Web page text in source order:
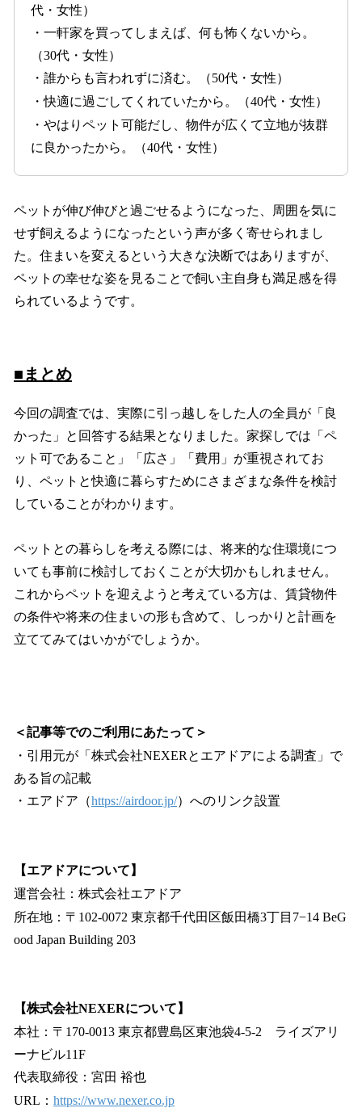
代・女性）
・一軒家を買ってしまえば、何も怖くないから。
（30代・女性）
・誰からも言われずに済む。（50代・女性）
・快適に過ごしてくれていたから。（40代・女性）
・やはりペット可能だし、物件が広くて立地が抜群
に良かったから。（40代・女性）
ペットが伸び伸びと過ごせるようになった、周囲を気に
せず飼えるようになったという声が多く寄せられまし
た。住まいを変えるという大きな決断ではありますが、
ペットの幸せな姿を見ることで飼い主自身も満足感を得
られているようです。
■まとめ
今回の調査では、実際に引っ越しをした人の全員が「良
かった」と回答する結果となりました。家探しでは「ペ
ット可であること」「広さ」「費用」が重視されてお
り、ペットと快適に暮らすためにさまざまな条件を検討
していることがわかります。
ペットとの暮らしを考える際には、将来的な住環境につ
いても事前に検討しておくことが大切かもしれません。
これからペットを迎えようと考えている方は、賃貸物件
の条件や将来の住まいの形も含めて、しっかりと計画を
立ててみてはいかがでしょうか。
＜記事等でのご利用にあたって＞
・引用元が「株式会社NEXERとエアドアによる調査」で
ある旨の記載
・エアドア（https://airdoor.jp/）へのリンク設置
【エアドアについて】
運営会社：株式会社エアドア
所在地：〒102-0072 東京都千代田区飯田橋3丁目7−14 BeG
ood Japan Building 203
【株式会社NEXERについて】
本社：〒170-0013 東京都豊島区東池袋4-5-2 ライズアリ
ーナビル11F
代表取締役：宮田 裕也
URL： https://www.nexer.co.jp